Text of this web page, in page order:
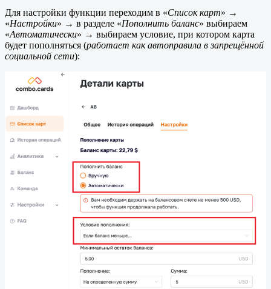
Для настройки функции переходим в «Список карт» →
«Настройки» → в разделе «Пополнить баланс» выбираем
«Автоматически» → выбираем условие, при котором карта
будет пополняться (работает как автоправила в запрещённой
социальной сети):